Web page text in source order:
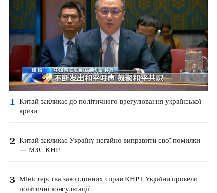
1
Китай закликає до політичного врегулювання української
кризи
2 Китай закликає Україну негайно виправити свої помилки
— МЗС КНР
3 Міністерства закордонних справ КНР і України провели
політичні консультації